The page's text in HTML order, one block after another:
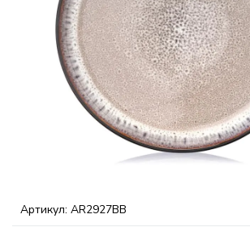
Артикул: AR2927BB